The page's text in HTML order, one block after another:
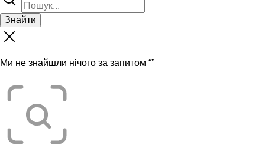
Знайти
Ми не знайшли нічого за запитом “”